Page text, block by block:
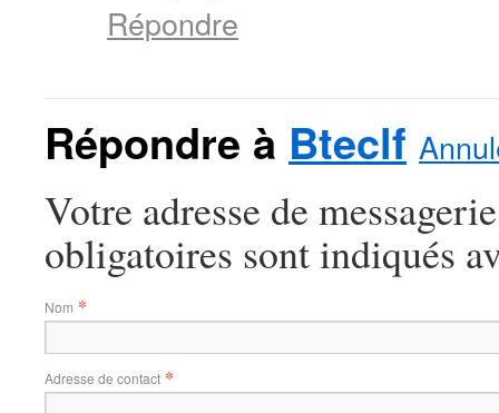
Répondre
Répondre à Bteclf
Votre adresse de
obligatoires sont indiqués
Nom *
Adresse de contact *